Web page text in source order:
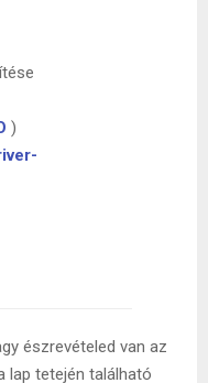
)
észrevételed van az
lap tetején található